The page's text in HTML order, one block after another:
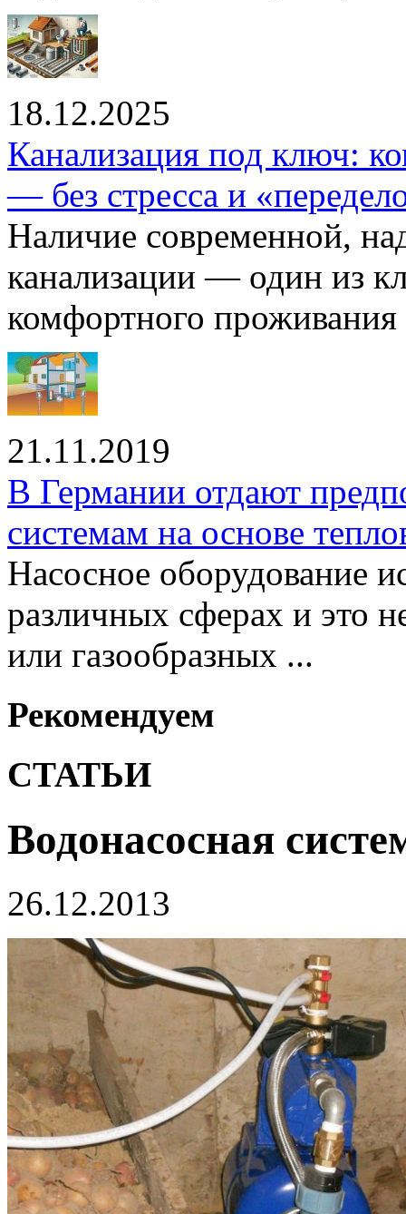
18.12.2025
Канализация под ключ:
— без стресса и
Наличие современной,
канализации — один из
комфортного проживания
21.11.2019
В Германии отдают
системам на основе
Насосное оборудование
различных сферах и это
или газообразных ...
Рекомендуем
СТАТЬИ
Водонасосная
26.12.2013